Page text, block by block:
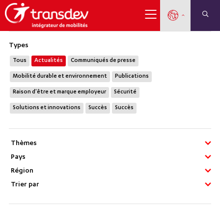
Types
Tous Actualités Communiqués de presse
Mobilité durable et environnement Publications
Raison d'être et marque employeur Sécurité
Solutions et innovations Succès Succès